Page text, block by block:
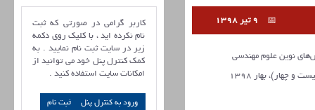
نوین علوم مهندسی
کاربر گرامی در صورتی که ثبت
نام نکرده اید ، با کلیک روی دکمه
زیر در سایت ثبت نام نمایید . به
کمک کنترل پنل خود می توانید از
امکانات سایت استفاده کنید .
ورود به کنترل پنل